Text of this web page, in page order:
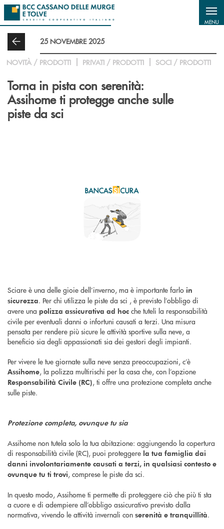
Salta al contenuto principale
MENU
25 NOVEMBRE 2025
NOVITÀ / PRODOTTI PRIVATI / PRODOTTI SOCI / PRODOTTI
Torna in pista con serenità:
Assihome ti protegge anche sulle
piste da sci
Sciare è una delle gioie dell’inverno, ma è importante farlo in
sicurezza. Per chi utilizza le piste da sci , è previsto l’obbligo di
avere una polizza assicurativa ad hoc che tuteli la responsabilità
civile per eventuali danni o infortuni causati a terzi. Una misura
pensata per rendere più sicure le attività sportive sulla neve, a
beneficio sia degli appassionati sia dei gestori degli impianti.
Per vivere le tue giornate sulla neve senza preoccupazioni, c’è
Assihome, la polizza multirischi per la casa che, con l’opzione
Responsabilità Civile (RC), ti offre una protezione completa anche
sulle piste.
Protezione completa, ovunque tu sia
Assihome non tutela solo la tua abitazione: aggiungendo la copertura
di responsabilità civile (RC), puoi proteggere la tua famiglia dai
danni involontariamente causati a terzi, in qualsiasi contesto e
ovunque tu ti trovi, comprese le piste da sci.
In questo modo, Assihome ti permette di proteggere ciò che più ti sta
a cuore e di adempiere all’obbligo assicurativo previsto dalla
normativa, vivendo le attività invernali con serenità e tranquillità.